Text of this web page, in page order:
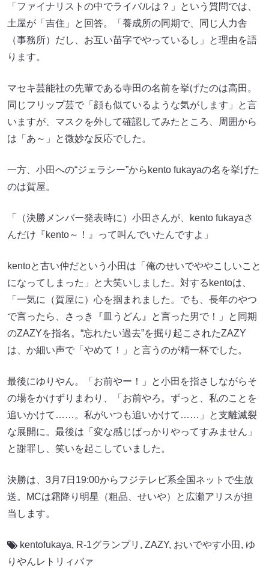
「ファイナリストの中でライバルは？」という質問では、
土屋が「吉住」と回答。「養成所の同期で、同じ人力舎
（事務所）だし、お互い苗字でやっているし」と理由を語
ります。
マセキ芸能社の先輩である寺田の名前を挙げたのは高田。
同じフリップ芸で「顔も似ているような気がします」と言
いますが、マスクを外して確認してみたところ、周囲から
は「あ～」と微妙な反応でした。
一方、小田への“ジェラシー”からkento fukayaの名を挙げた
のは賀屋。
「（決勝メンバー発表時に）小田さんが、kento fukayaさ
んだけ『kento～！』って叫んでいたんですよ」
kentoと古い仲だという小田は「俺のせいでややこしいこと
になってしまった」と大笑いしました。対するkentoは、
「一気に（賀屋に）心を掴まれました。でも、長年のやつ
で言ったら、さっき『皿うどん』と言った男で！」と同期
のZAZYを指名。“忘れたい過去”を掘り起こされたZAZY
は、か細い声で「やめて！」と言うのが精一杯でした。
最後にゆりやん。「お前やー！」と小田を指さしながらそ
の場をかけずりまわり、「お前やろ。ずっと、私のことを
追いかけて……。私がいつも追いかけて……」と支離滅裂
な展開に。最後は「変な感じばっかりやってすみません」
と謝罪し、笑いを起こしていました。
決勝は、3月7日19:00からフジテレビ系全国ネットで生放
送。MCは霜降り明星（粗品、せいや）と広瀬アリスが担
当します。
kentofukaya, R-1グランプリ , ZAZY, おいでやす小田 , ゆ
りやんレトリィバァ